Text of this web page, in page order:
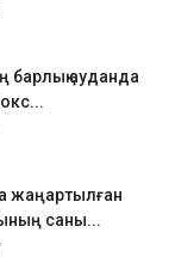
ауданда
жаңартылған
саны...